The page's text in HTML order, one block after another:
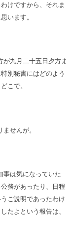
けですから、それま
います。
九月二十五日夕方ま
別秘書にはどのよう
こで。
せんが。
は気になっていた
務があったり、日程
ご説明であったわけ
たよという報告は、